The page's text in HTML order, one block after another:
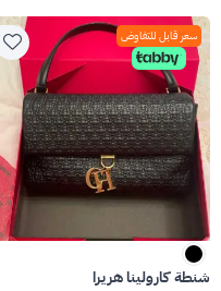
سعر قابل للتفاوض
شنطة كارولينا هريرا